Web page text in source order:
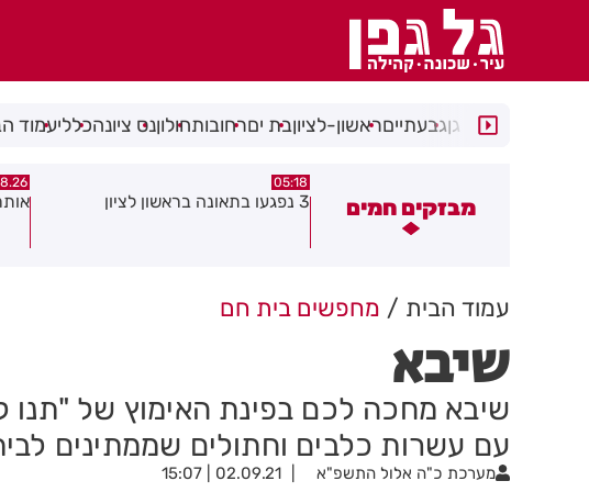
רמת גןגבעתייםראשון-לציוןבת יםרחובותחולוןנס ציונהכלליעמוד
מבזקים חמים
09.08.26
אותרה גופה בדירה בראשון לציון
עמוד הבית מחפשים בית חם
שיבא
שיבא מחכה לכם בפינת האימוץ של "תנו
עם עשרות כלבים וחתולים שממתינים
מערכת כ"ה אלול התשפ"א 02.09.21 | 15:07